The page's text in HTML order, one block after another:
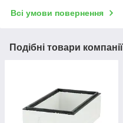
Всі умови повернення
Подібні товари компанії